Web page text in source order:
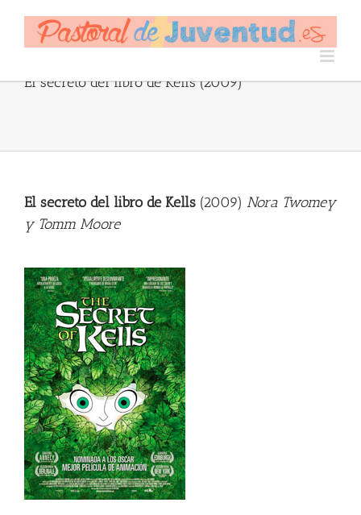
El secreto del libro de Kells (2009)
El secreto del libro de Kells (2009) Nora Twomey
y Tomm Moore